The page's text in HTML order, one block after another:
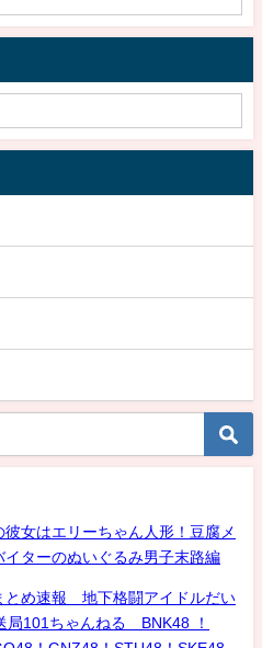
女はエリーちゃん人形！豆腐メ
ターのぬいぐるみ男子末路編
め速報 地下格闘アイドルだい
101ちゃんねる BNK48 ！